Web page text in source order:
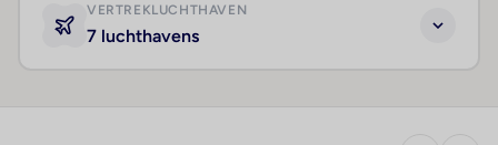
VERTREKLUCHTHAVEN
7 luchthavens